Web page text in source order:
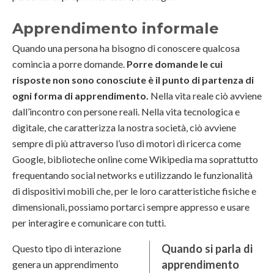
Apprendimento informale
Quando una persona ha bisogno di conoscere qualcosa
comincia a porre domande. Porre domande le cui
risposte non sono conosciute è il punto di partenza di
ogni forma di apprendimento. Nella vita reale ciò avviene
dall’incontro con persone reali. Nella vita tecnologica e
digitale, che caratterizza la nostra società, ciò avviene
sempre di più attraverso l’uso di motori di ricerca come
Google, biblioteche online come Wikipedia ma soprattutto
frequentando social networks e utilizzando le funzionalità
di dispositivi mobili che, per le loro caratteristiche fisiche e
dimensionali, possiamo portarci sempre appresso e usare
per interagire e comunicare con tutti.
Quando si parla di
apprendimento
Questo tipo di interazione
genera un apprendimento